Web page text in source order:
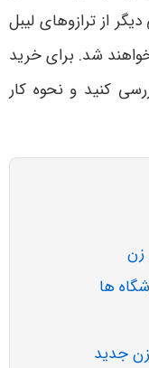
از ترازوهای لیبل
شد. برای خرید
کنید و نحوه کار
زن
ها
جدید